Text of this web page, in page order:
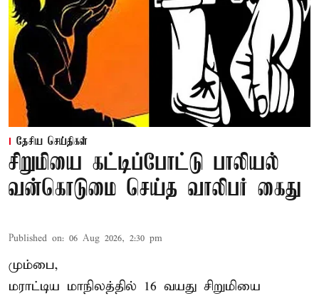
தேசிய செய்திகள்
சிறுமியை கட்டிப்போட்டு பாலியல்
வன்கொடுமை செய்த வாலிபர் கைது
Published on: 06 Aug 2026, 2:30 pm
மும்பை,
மராட்டிய மாநிலத்தில் 16 வயது சிறுமியை